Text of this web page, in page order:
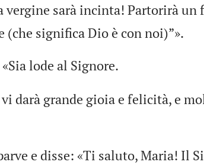
vergine sarà incinta! Partorirà un
(che significa Dio è con noi)”».
lode al Signore.
darà grande gioia e felicità, e
e disse: «Ti saluto, Maria! Il